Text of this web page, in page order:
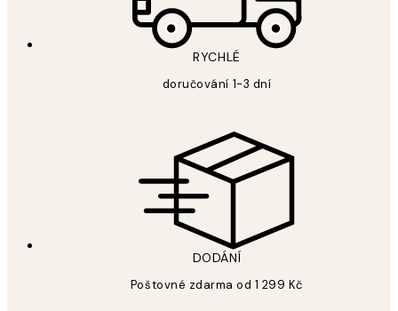
RYCHLÉ
doručování 1-3 dní
DODÁNÍ
Poštovné zdarma od 1 299 Kč